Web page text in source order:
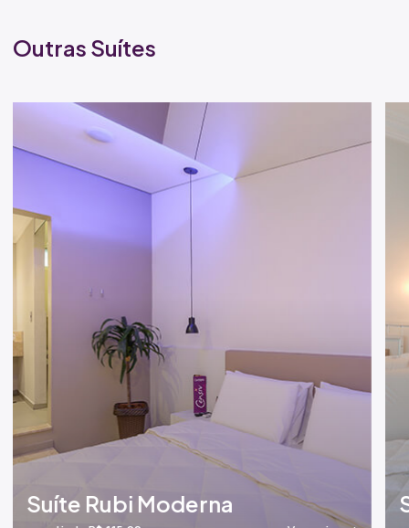
Outras Suítes
Suíte Rubi Moderna